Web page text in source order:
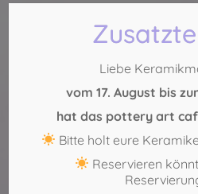
natürlich auch einen externen
Geburtstagslocationsoll
deinen Wünschen entsprechen.
Jetzt freie Zeiten anfragen
0221 – 29 888 554
Köln-Mitte:
0221 – 271 75 69
Liebe
vom 17. August bis
hat das pottery art
Bitte holt eure
Reservieren